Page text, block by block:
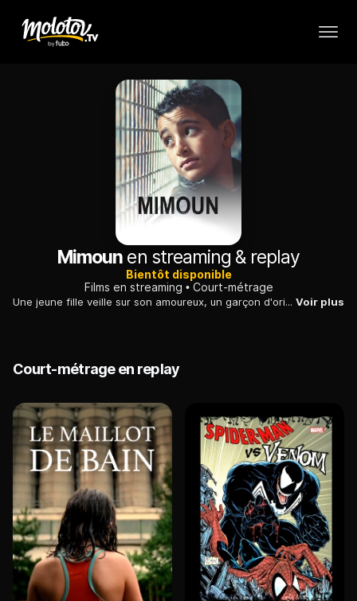
Mimoun en streaming & replay
Bientôt disponible
Films en streaming
Court-métrage
Une jeune fille veille sur son amoureux, un garçon d'origine marocaine qui se laisse entraîner dans de vilaines histoires par ses mauvaises fréquentations. Voir plus
Court-métrage en replay